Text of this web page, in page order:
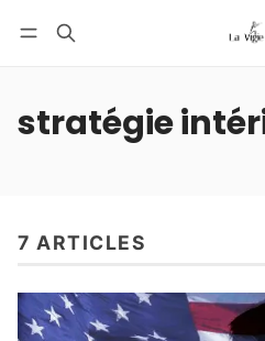
stratégie
7 ARTICLES